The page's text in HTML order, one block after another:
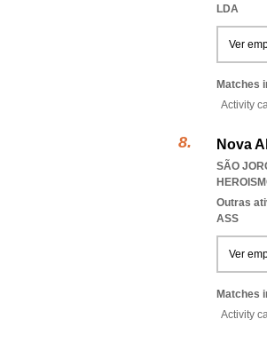
LDA
Ver
Matches
Activity
Nova
SÃO
Outras
ASS
Ver
Matches
Activity